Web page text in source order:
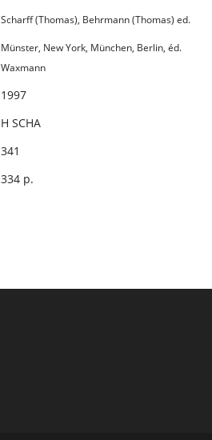
Scharff (Thomas), Behrmann (Thomas) ed.
Münster, New York, München, Berlin, éd.
Waxmann
1997
H SCHA
341
334 p.